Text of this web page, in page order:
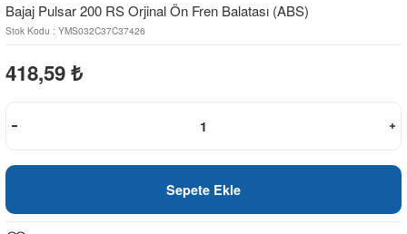
Bajaj Pulsar 200 RS Orjinal Ön Fren Balatası (ABS)
Stok Kodu : YMS032C37C37426
418,59 ₺
Sepete Ekle